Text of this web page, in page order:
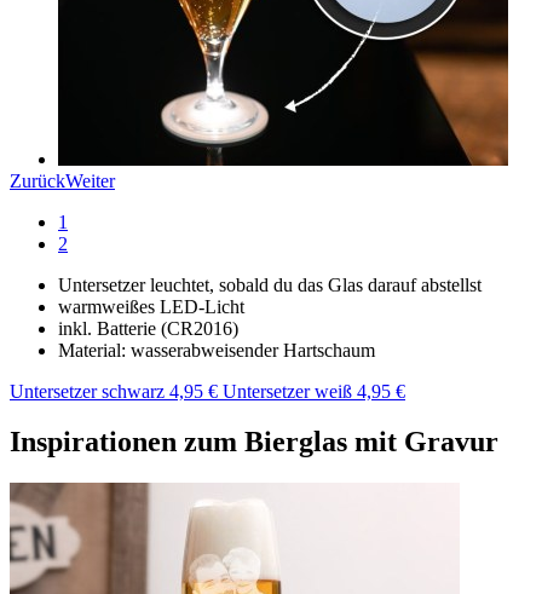
ZurückWeiter
1
2
Untersetzer leuchtet, sobald du das Glas darauf abstellst
warmweißes LED-Licht
inkl. Batterie (CR2016)
Material: wasserabweisender Hartschaum
Untersetzer schwarz 4,95 € Untersetzer weiß 4,95 €
Inspirationen zum Bierglas mit Gravur